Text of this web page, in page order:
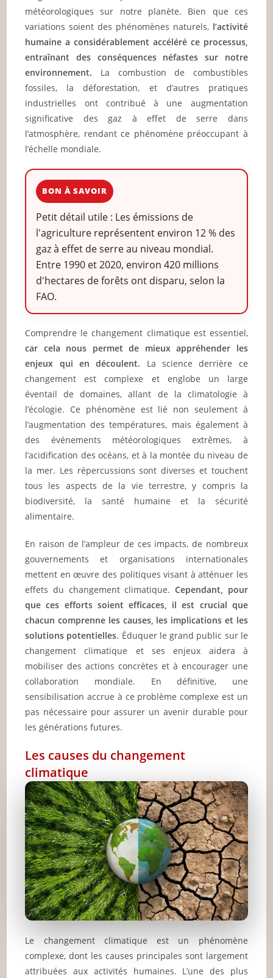
météorologiques sur notre planète. Bien que ces
variations soient des phénomènes naturels, l’activité
humaine a considérablement accéléré ce processus,
entraînant des conséquences néfastes sur notre
environnement. La combustion de combustibles
fossiles, la déforestation, et d’autres pratiques
industrielles ont contribué à une augmentation
significative des gaz à effet de serre dans
l’atmosphère, rendant ce phénomène préoccupant à
l’échelle mondiale.
BON À SAVOIR
Petit détail utile : Les émissions de
l'agriculture représentent environ 12 % des
gaz à effet de serre au niveau mondial.
Entre 1990 et 2020, environ 420 millions
d'hectares de forêts ont disparu, selon la
FAO.
Comprendre le changement climatique est essentiel,
car cela nous permet de mieux appréhender les
enjeux qui en découlent. La science derrière ce
changement est complexe et englobe un large
éventail de domaines, allant de la climatologie à
l’écologie. Ce phénomène est lié non seulement à
l’augmentation des températures, mais également à
des événements météorologiques extrêmes, à
l’acidification des océans, et à la montée du niveau de
la mer. Les répercussions sont diverses et touchent
tous les aspects de la vie terrestre, y compris la
biodiversité, la santé humaine et la sécurité
alimentaire.
En raison de l’ampleur de ces impacts, de nombreux
gouvernements et organisations internationales
mettent en œuvre des politiques visant à atténuer les
effets du changement climatique. Cependant, pour
que ces efforts soient efficaces, il est crucial que
chacun comprenne les causes, les implications et les
solutions potentielles. Éduquer le grand public sur le
changement climatique et ses enjeux aidera à
mobiliser des actions concrètes et à encourager une
collaboration mondiale. En définitive, une
sensibilisation accrue à ce problème complexe est un
pas nécessaire pour assurer un avenir durable pour
les générations futures.
Les causes du changement
climatique
Le changement climatique est un phénomène
complexe, dont les causes principales sont largement
attribuées aux activités humaines. L’une des plus